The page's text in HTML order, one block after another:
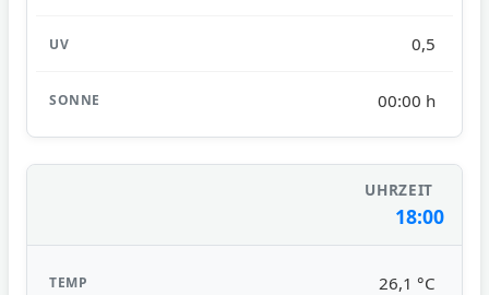
0,5
00:00 h
18:00
26,1 °C